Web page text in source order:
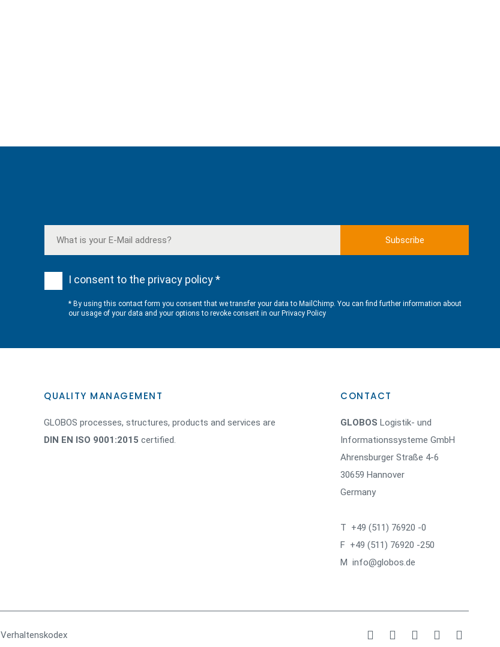
I consent to the privacy policy *
* By using this contact form you consent that we transfer your data to MailChimp. You can find further information about
our usage of your data and your options to revoke consent in our Privacy Policy
QUALITY MANAGEMENT
GLOBOS processes, structures, products and services are
DIN EN ISO 9001:2015 certified.
CONTACT
GLOBOS Logistik- und
Informationssysteme GmbH
Ahrensburger Straße 4-6
30659 Hannover
Germany
T +49 (511) 76920 -0
F +49 (511) 76920 -250
M info@globos.de
Verhaltenskodex